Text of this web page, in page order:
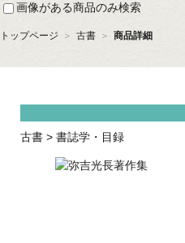
画像がある商品のみ検索
トップページ ＞ 古書 ＞ 商品詳細
古書 > 書誌学・目録